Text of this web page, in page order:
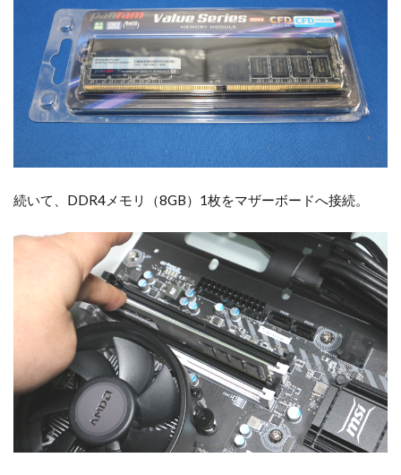
続いて、DDR4メモリ（8GB）1枚をマザーボードへ接続。